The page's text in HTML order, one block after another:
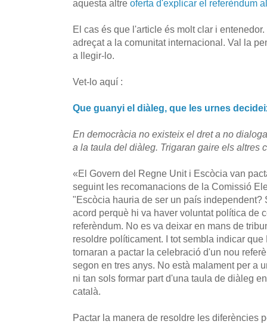
aquesta altre oferta d'explicar el referèndum
El cas és que l'article és molt clar i
adreçat a la comunitat internacional. Val la
a llegir-lo.
Vet-lo aquí :
Que guanyi el diàleg, que les urnes
En democràcia no existeix el dret a no
a la taula del diàleg. Trigaran gaire els altres
«El Govern del Regne Unit i Escòcia van
seguint les recomanacions de la Comissió
"Escòcia hauria de ser un país independent?
acord perquè hi va haver voluntat política de
referèndum. No es va deixar en mans de
resoldre políticament. I tot sembla indicar
tornaran a pactar la celebració d'un nou
segon en tres anys. No està malament per a
ni tan sols formar part d'una taula de diàleg
català.
Pactar la manera de resoldre les diferències